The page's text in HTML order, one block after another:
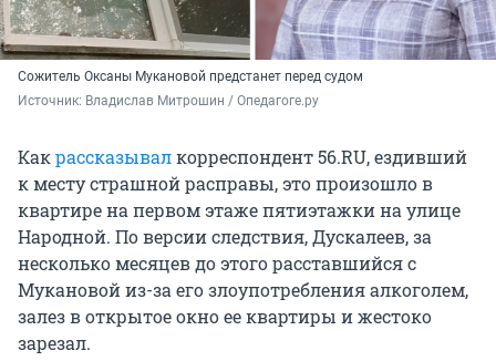
Сожитель Оксаны Мукановой предстанет перед судом
Источник: Владислав Митрошин / Опедагоге.ру
Какрассказывалкорреспондент 56.RU, ездивший
к месту страшной расправы, это произошло в
квартире на первом этаже пятиэтажки на улице
Народной. По версии следствия, Дускалеев, за
несколько месяцев до этого расставшийся с
Мукановой из-за его злоупотребления алкоголем,
залез в открытое окно ее квартиры и жестоко
зарезал.